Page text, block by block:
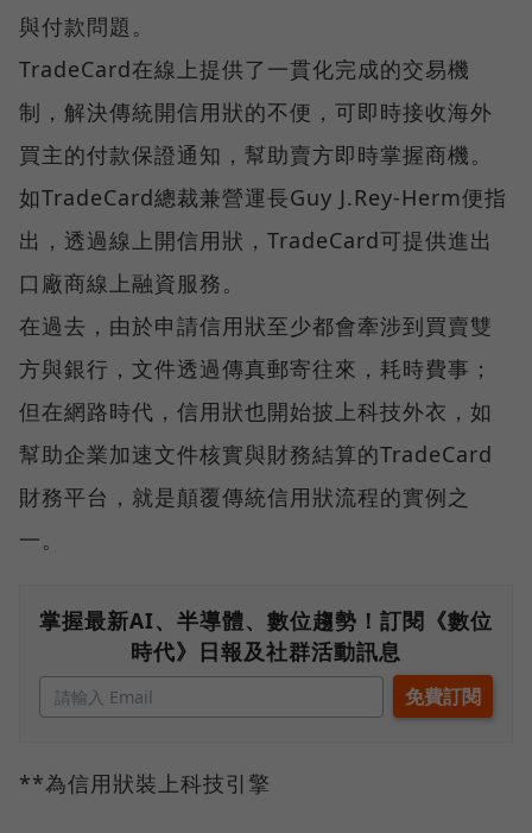
與付款問題。
TradeCard在線上提供了一貫化完成的交易機
制，解決傳統開信用狀的不便，可即時接收海外
買主的付款保證通知，幫助賣方即時掌握商機。
如TradeCard總裁兼營運長Guy J.Rey-Herm便指
出，透過線上開信用狀，TradeCard可提供進出
口廠商線上融資服務。
在過去，由於申請信用狀至少都會牽涉到買賣雙
方與銀行，文件透過傳真郵寄往來，耗時費事；
但在網路時代，信用狀也開始披上科技外衣，如
幫助企業加速文件核實與財務結算的TradeCard
財務平台，就是顛覆傳統信用狀流程的實例之
一。
掌握最新AI、半導體、數位趨勢！訂閱《數位
時代》日報及社群活動訊息
**為信用狀裝上科技引擎